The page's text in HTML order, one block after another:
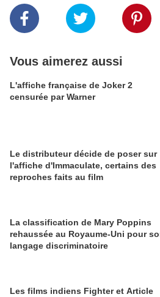
Vous aimerez aussi
L'affiche française de Joker 2
censurée par Warner
Le distributeur décide de poser sur
l'affiche d'Immaculate, certains des
reproches faits au film
La classification de Mary Poppins
rehaussée au Royaume-Uni pour
langage discriminatoire
Les films indiens Fighter et Article